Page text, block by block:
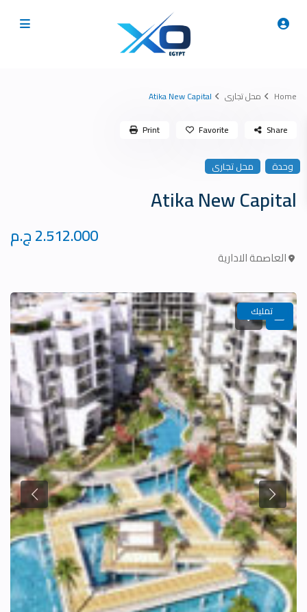
Home محل تجارى Atika New Capital
وحدة محل تجارى
Atika New Capital
العاصمة الادارية
Share
Favorite
Print
تمليك